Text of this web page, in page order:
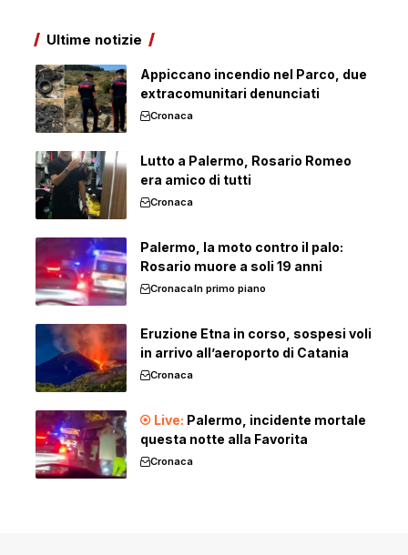
Ultime notizie
Appiccano incendio nel Parco, due
extracomunitari denunciati
Cronaca
Lutto a Palermo, Rosario Romeo
era amico di tutti
Cronaca
Palermo, la moto contro il palo:
Rosario muore a soli 19 anni
CronacaIn primo piano
Eruzione Etna in corso, sospesi voli
in arrivo all’aeroporto di Catania
Cronaca
Palermo, incidente mortale
questa notte alla Favorita
Cronaca